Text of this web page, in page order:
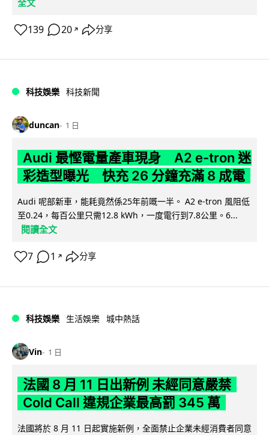
全文
139 20 ↗ 分享
科技娛樂 科技新聞
duncan 1 日
Audi 最慳電量產車現身 A2 e-tron 迷
彩造型曝光 快充 26 分鐘充滿 8 成電
Audi 呢部新車，能耗竟然係25年前嘅一半。 A2 e-tron 風阻低
至0.24，每百公里只需12.8 kWh，一度電行到7.8公里。6...
閱讀全文
7 1 ↗ 分享
科技娛樂 生活娛樂 城中熱話
Vin 1 日
法國 8 月 11 日出新例 未經同意嚴禁
Cold Call 違規企業最高罰 345 萬
法國將於 8 月 11 日起實施新例，全面禁止企業未經消費者同意